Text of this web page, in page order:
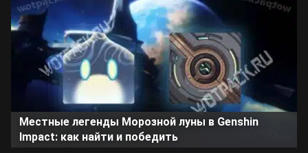
Местные легенды Морозной луны в Genshin
Impact: как найти и победить